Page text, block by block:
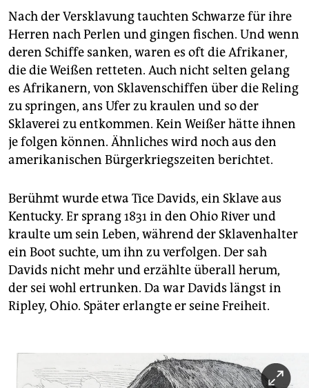
Nach der Versklavung tauchten Schwarze für ihre
Herren nach Perlen und gingen fischen. Und wenn
deren Schiffe sanken, waren es oft die Afrikaner,
die die Weißen retteten. Auch nicht selten gelang
es Afrikanern, von Sklavenschiffen über die Reling
zu springen, ans Ufer zu kraulen und so der
Sklaverei zu entkommen. Kein Weißer hätte ihnen
je folgen können. Ähnliches wird noch aus den
amerikanischen Bürgerkriegszeiten berichtet.
Berühmt wurde etwa Tice Davids, ein Sklave aus
Kentucky. Er sprang 1831 in den Ohio River und
kraulte um sein Leben, während der Sklavenhalter
ein Boot suchte, um ihn zu verfolgen. Der sah
Davids nicht mehr und erzählte überall herum,
der sei wohl ertrunken. Da war Davids längst in
Ripley, Ohio. Später erlangte er seine Freiheit.